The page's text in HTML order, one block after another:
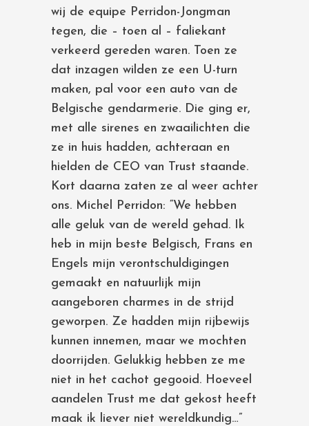
wij de equipe Perridon-Jongman
tegen, die – toen al – faliekant
verkeerd gereden waren. Toen ze
dat inzagen wilden ze een U-turn
maken, pal voor een auto van de
Belgische gendarmerie. Die ging er,
met alle sirenes en zwaailichten die
ze in huis hadden, achteraan en
hielden de CEO van Trust staande.
Kort daarna zaten ze al weer achter
ons. Michel Perridon: “We hebben
alle geluk van de wereld gehad. Ik
heb in mijn beste Belgisch, Frans en
Engels mijn verontschuldigingen
gemaakt en natuurlijk mijn
aangeboren charmes in de strijd
geworpen. Ze hadden mijn rijbewijs
kunnen innemen, maar we mochten
doorrijden. Gelukkig hebben ze me
niet in het cachot gegooid. Hoeveel
aandelen Trust me dat gekost heeft
maak ik liever niet wereldkundig…”